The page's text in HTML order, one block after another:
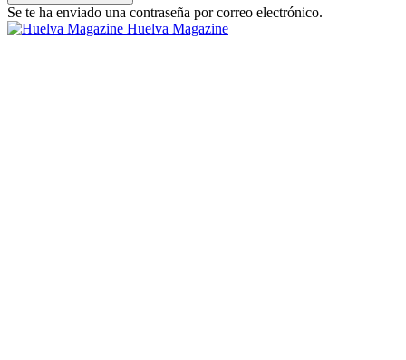
Se te ha enviado una contraseña por correo electrónico.
Huelva Magazine